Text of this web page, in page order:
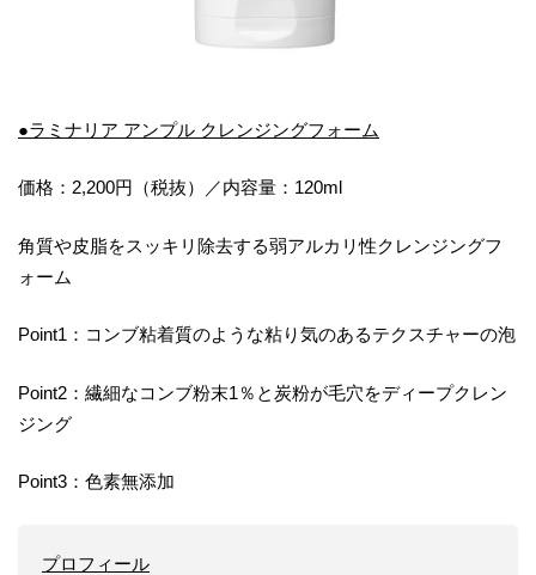
●ラミナリア アンプル クレンジングフォーム
価格：2,200円（税抜）／内容量：120ml
角質や皮脂をスッキリ除去する弱アルカリ性クレンジングフ
ォーム
Point1：コンブ粘着質のような粘り気のあるテクスチャーの泡
Point2：繊細なコンブ粉末1％と炭粉が毛穴をディープクレン
ジング
Point3：色素無添加
プロフィール